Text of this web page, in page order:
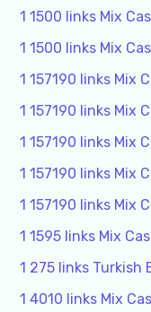
1 1500 links Mix
1 1500 links Mix
1 157190 links Mix
1 157190 links Mix
1 157190 links Mix
1 157190 links Mix
1 157190 links Mix
1 1595 links Mix
1 275 links Turkish
1 4010 links Mix